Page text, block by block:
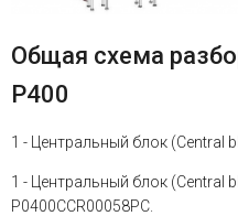
Общая схема
P400
1 - Центральный блок (Central
1 - Центральный блок (Central
P0400CCR00058PC.